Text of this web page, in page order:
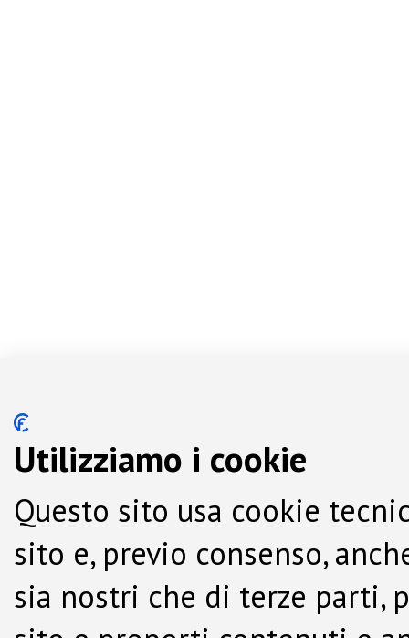
Utilizziamo i cookie
Questo sito usa cookie
sito e, previo consenso,
sia nostri che di terze parti,